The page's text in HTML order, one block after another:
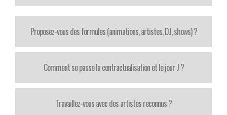
Proposez-vous des formules (animations, artistes, DJ, shows) ?
Comment se passe la contractualisation et le jour J ?
Travaillez-vous avec des artistes reconnus ?